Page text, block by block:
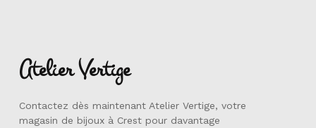
Atelier Vertige
Contactez dès maintenant Atelier Vertige, votre
magasin de bijoux à Crest pour davantage